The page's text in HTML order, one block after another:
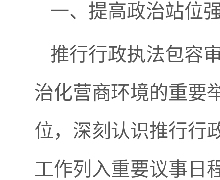
一、提高政治站位
推行行政执法包容
治化营商环境的重要
位，深刻认识推行行
工作列入重要议事日